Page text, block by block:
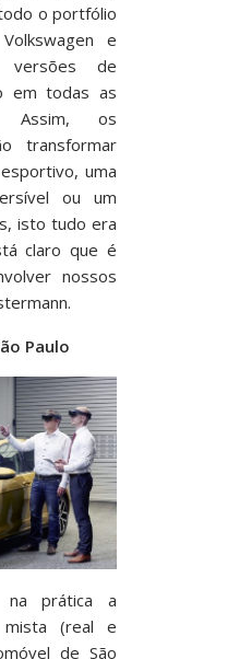
o portfólio
e
versões de
em todas as
Assim, os
transformar
uma
ou um
isto tudo era
claro que é
nossos
Paulo
na prática a
mista (real e
de São